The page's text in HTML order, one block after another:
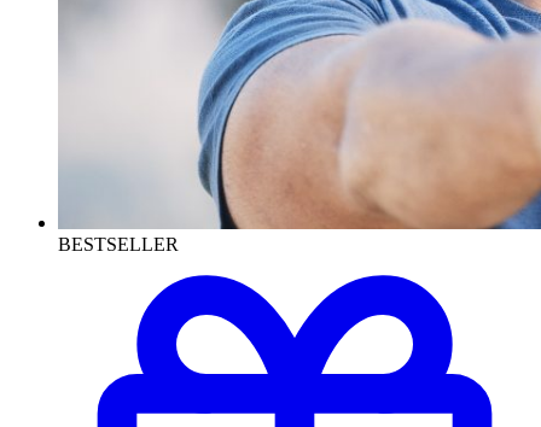
BESTSELLER